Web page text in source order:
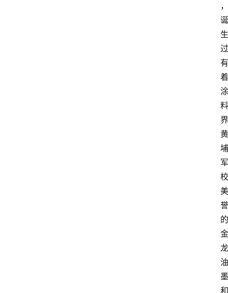
，
诞
生
过
有
着
涂
料
界
黄
埔
军
校
美
誉
的
金
龙
油
墨
和